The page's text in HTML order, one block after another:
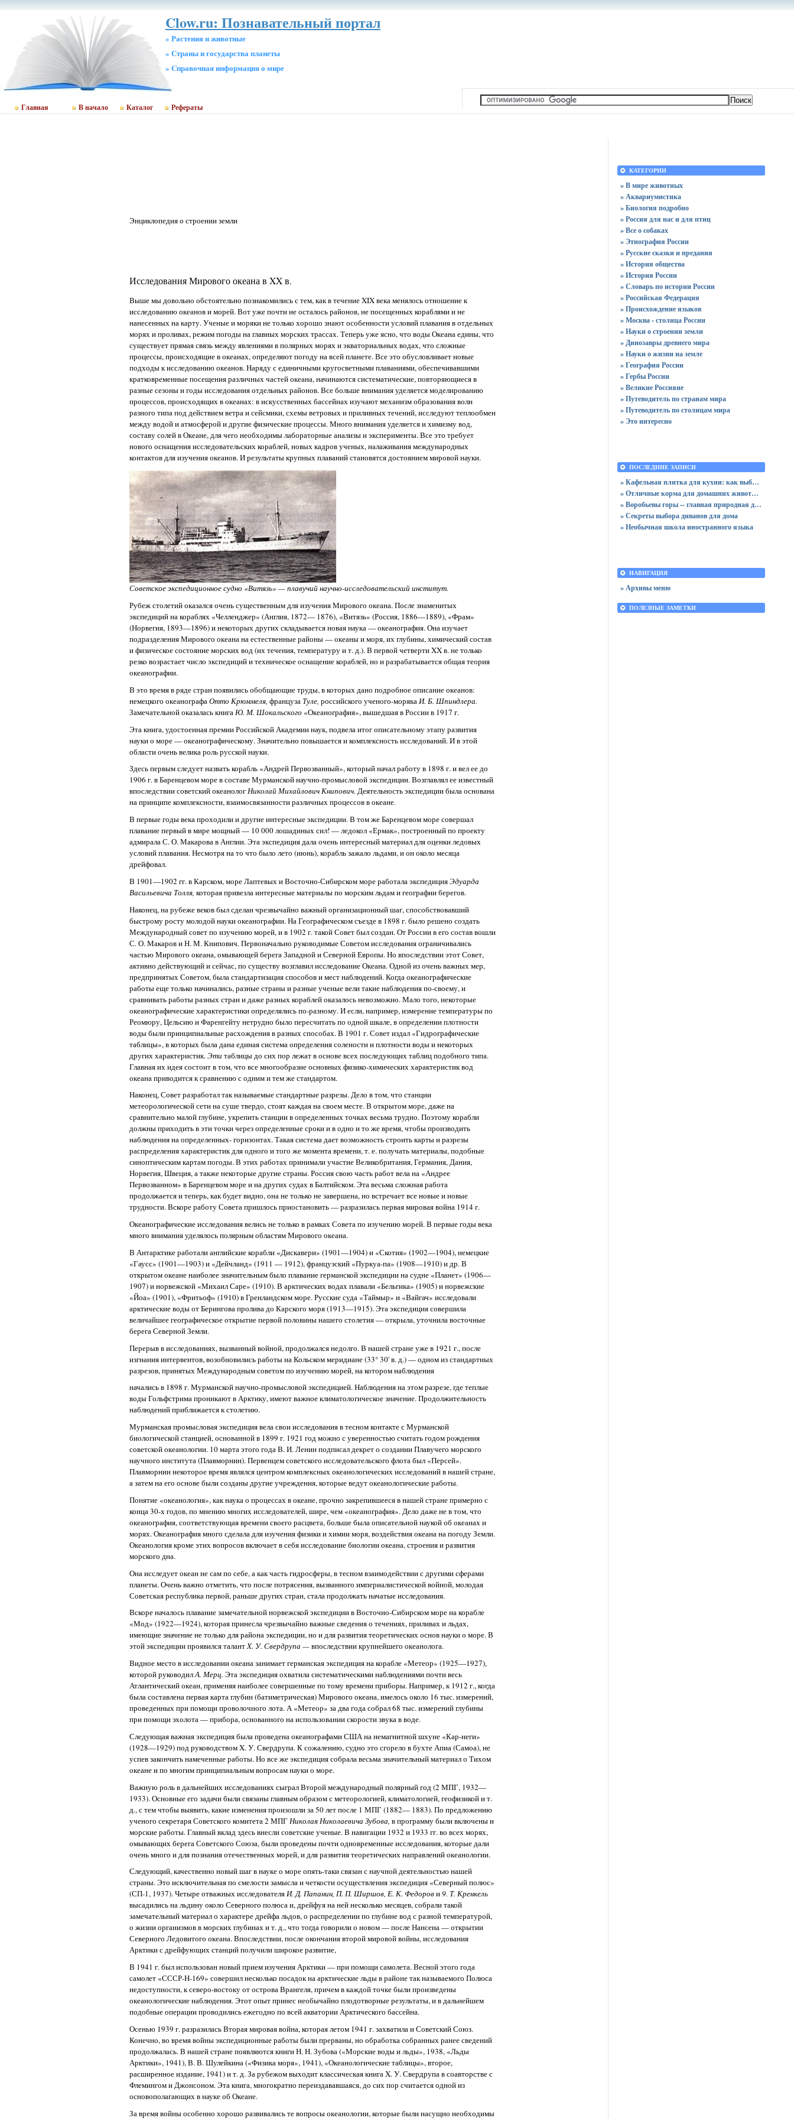
Clow.ru: Познавательный портал
» Растения и животные
» Страны и государства планеты
» Cправочная информация о мире
Главная В начало Каталог Рефераты
Энциклопедия о строении земли
Исследования Мирового океана в XX в.
Выше мы довольно обстоятельно познакомились с тем, как в течение XIX века менялось отношение к
исследованию океанов и морей. Вот уже почти не осталось районов, не посещенных кораблями и не
нанесенных на карту. Ученые и моряки не только хорошо знают особенности условий плавания в отдельных
морях и проливах, режим погоды на главных морских трассах. Теперь уже ясно, что воды Океана едины, что
существует прямая связь между явлениями в полярных морях и экваториальных водах, что сложные
процессы, происходящие в океанах, определяют погоду на всей планете. Все это обусловливает новые
подходы к исследованию океанов. Наряду с единичными кругосветными плаваниями, обеспечивавшими
кратковременные посещения различных частей океана, начинаются систематические, повторяющиеся в
разные сезоны и годы исследования отдельных районов. Все больше внимания уделяется моделированию
процессов, происходящих в океанах: в искусственных бассейнах изучают механизм образования волн
разного типа под действием ветра и сейсмики, схемы ветровых и приливных течений, исследуют теплообмен
между водой и атмосферой и другие физические процессы. Много внимания уделяется и химизму вод,
составу солей в Океане, для чего необходимы лабораторные анализы и эксперименты. Все это требует
нового оснащения исследовательских кораблей, новых кадров ученых, налаживания международных
контактов для изучения океанов. И результаты крупных плаваний становятся достоянием мировой науки.
Советское экспедиционное судно «Витязь» — плавучий научно-исследовательский институт.
Рубеж столетий оказался очень существенным для изучения Мирового океана. После знаменитых
экспедиций на кораблях «Челленджер» (Англия, 1872— 1876), «Витязь» (Россия, 1886—1889), «Фрам»
(Норвегия, 1893—1896) и некоторых других складывается новая наука — океанография. Она изучает
подразделения Мирового океана на естественные районы — океаны и моря, их глубины, химический состав
и физическое состояние морских вод (их течения, температуру и т. д.). В первой четверти XX в. не только
резко возрастает число экспедиций и техническое оснащение кораблей, но и разрабатывается общая теория
океанографии.
В это время в ряде стран появились обобщающие труды, в которых дано подробное описание океанов:
немецкого океанографаОтто Крюммеля, француза Туле, российского ученого-морякаИ. Б. Шпиндлера.
Замечательной оказалась книгаЮ. М. Шокальского «Океанография», вышедшая в России в 1917 г.
Эта книга, удостоенная премии Российской Академии наук, подвела итог описательному этапу развития
науки о море — океанографическому. Значительно повышается и комплексность исследований. И в этой
области очень велика роль русской науки.
Здесь первым следует назвать корабль «Андрей Первозванный», который начал работу в 1898 г. и вел ее до
1906 г. в Баренцевом море в составе Мурманской научно-промысловой экспедиции. Возглавлял ее известный
впоследствии советский океанологНиколай Михайлович Книпович. Деятельность экспедиции была основана
на принципе комплексности, взаимосвязанности различных процессов в океане.
В первые годы века проходили и другие интересные экспедиции. В том же Баренцевом море совершал
плавание первый в мире мощный — 10 000 лошадиных сил! — ледокол «Ермак», построенный по проекту
адмирала С. О. Макарова в Англии. Эта экспедиция дала очень интересный материал для оценки ледовых
условий плавания. Несмотря на то что было лето (июнь), корабль зажало льдами, и он около месяца
дрейфовал.
В 1901—1902 гг. в Карском, море Лаптевых и Восточно-Сибирском море работала экспедицияЭдуарда
Васильевича Толля, которая привезла интересные материалы по морским льдам и географии берегов.
Наконец, на рубеже веков был сделан чрезвычайно важный организационный шаг, способствовавший
быстрому росту молодой науки океанографии. На Географическом съезде в 1898 г. было решено создать
Международный совет по изучению морей, и в 1902 г. такой Совет был создан. От России в его состав вошли
С. О. Макаров и Н. М. Книпович. Первоначально руководимые Советом исследования ограничивались
частью Мирового океана, омывающей берега Западной и Северной Европы. Но впоследствии этот Совет,
активно действующий и сейчас, по существу возглавил исследование Океана. Одной из очень важных мер,
предпринятых Советом, была стандартизация способов и мест наблюдений. Когда океанографические
работы еще только начинались, разные страны и разные ученые вели такие наблюдения по-своему, и
сравнивать работы разных стран и даже разных кораблей оказалось невозможно. Мало того, некоторые
океанографические характеристики определялись по-разному. И если, например, измерение температуры по
Реомюру, Цельсию и Фаренгейту нетрудно было пересчитать по одной шкале, в определении плотности
воды были принципиальные расхождения в разных способах. В 1901 г. Совет издал «Гидрографические
таблицы», в которых была дана единая система определения солености и плотности воды и некоторых
других характеристик.Эти таблицы до сих пор лежат в основе всех последующих таблиц подобного типа.
Главная их идея состоит в том, что все многообразие основных физико-химических характеристик вод
океана приводится к сравнению с одним и тем же стандартом.
Наконец, Совет разработал так называемые стандартные разрезы. Дело в том, что станции
метеорологической сети на суше твердо, стоят каждая на своем месте. В открытом море, даже на
сравнительно малой глубине, укрепить станции в определенных точках весьма трудно. Поэтому корабли
должны приходить в эти точки через определенные сроки и в одно и то же время, чтобы производить
наблюдения на определенных- горизонтах. Такая система дает возможность строить карты и разрезы
распределения характеристик для одного и того же момента времени, т. е. получать материалы, подобные
синоптическим картам погоды. В этих работах принимали участие Великобритания, Германия, Дания,
Норвегия, Швеция, а также некоторые другие страны. Россия свою часть работ вела на «Андрее
Первозванном» в Баренцевом море и на других судах в Балтийском. Эта весьма сложная работа
продолжается и теперь, как будет видно, она не только не завершена, но встречает все новые и новые
трудности. Вскоре работу Совета пришлось приостановить — разразилась первая мировая война 1914 г.
Океанографические исследования велись не только в рамках Совета по изучению морей. В первые годы века
много внимания уделялось полярным областям Мирового океана.
В Антарктике работали английские корабли «Дискавери» (1901—1904) и «Скотия» (1902—1904), немецкие
«Гаусс» (1901—1903) и «Дейчланд» (1911 — 1912), французский «Пуркуа-па» (1908—1910) и др. В
открытом океане наиболее значительным было плавание германской экспедиции на судне «Планет» (1906—
1907) и норвежской «Михаил Саре» (1910). В арктических водах плавали «Бельгика» (1905) и норвежские
«Йоа» (1901), «Фритьоф» (1910) в Гренландском море. Русские суда «Таймыр» и «Вайгач» исследовали
арктические воды от Берингова пролива до Карского моря (1913—1915). Эта экспедиция совершила
величайшее географическое открытие первой половины нашего столетия — открыла, уточнила восточные
берега Северной Земли.
Перерыв в исследованиях, вызванный войной, продолжался недолго. В нашей стране уже в 1921 г., после
изгнания интервентов, возобновились работы на Кольском меридиане (33° 30' в. д.) — одном из стандартных
разрезов, принятых Международным советом по изучению морей, на котором наблюдения
начались в 1898 г. Мурманской научно-промысловой экспедицией. Наблюдения на этом разрезе, где теплые
воды Гольфстрима проникают в Арктику, имеют важное климатологическое значение. Продолжительность
наблюдений приближается к столетию.
Мурманская промысловая экспедиция вела свои исследования в тесном контакте с Мурманской
биологической станцией, основанной в 1899 г. 1921 год можно с уверенностью считать годом рождения
советской океанологии. 10 марта этого года В. И. Ленин подписал декрет о создании Плавучего морского
научного института (Плавморнин). Первенцем советского исследовательского флота был «Персей».
Плавморнин некоторое время являлся центром комплексных океанологических исследований в нашей стране,
а затем на его основе были созданы другие учреждения, которые ведут океанологические работы.
Понятие «океанология», как наука о процессах в океане, прочно закрепившееся в нашей стране примерно с
конца 30-х годов, по мнению многих исследователей, шире, чем «океанография». Дело даже не в том, что
океанография, соответствующая времени своего расцвета, больше была описательной наукой об океанах и
морях. Океанография много сделала для изучения физики и химии моря, воздействия океана на погоду Земли.
Океанология кроме этих вопросов включает в себя исследование биологии океана, строения и развития
морского дна.
Она исследует океан не сам по себе, а как часть гидросферы, в тесном взаимодействии с другими сферами
планеты. Очень важно отметить, что после потрясения, вызванного империалистической войной, молодая
Советская республика первой, раньше других стран, стала продолжать начатые исследования.
Вскоре началось плавание замечательной норвежской экспедиции в Восточно-Сибирском море на корабле
«Мод» (1922—1924), которая принесла чрезвычайно важные сведения о течениях, приливах и льдах,
имеющие значение не только для района экспедиции, но и для развития теоретических основ науки о море. В
этой экспедиции проявился талантX. У. Свердрупа —впоследствии крупнейшего океанолога.
Видное место в исследовании океана занимает германская экспедиция на корабле «Метеор» (1925—1927),
которой руководилА. Мерц. Эта экспедиция охватила систематическими наблюдениями почти весь
Атлантический океан, применяя наиболее совершенные по тому времени приборы. Например, к 1912 г., когда
была составлена первая карта глубин (батиметрическая) Мирового океана, имелось около 16 тыс. измерений,
проведенных при помощи проволочного лота. А «Метеор» за два года собрал 68 тыс. измерений глубины
при помощи эхолота — прибора, основанного на использовании скорости звука в воде.
Следующая важная экспедиция была проведена океанографами США на немагнитной шхуне «Кар-неги»
(1928—1929) под руководством X. У. Свердрупа. К сожалению, судно это сгорело в бухте Апиа (Самоа), не
успев закончить намеченные работы. Но все же экспедиция собрала весьма значительный материал о Тихом
океане и по многим принципиальным вопросам науки о море.
Важную роль в дальнейших исследованиях сыграл Второй международный полярный год (2 МПГ, 1932—
1933). Основные его задачи были связаны главным образом с метеорологией, климатологией, геофизикой и т.
д., с тем чтобы выявить, какие изменения произошли за 50 лет после 1 МПГ (1882— 1883). По предложению
ученого секретаря Советского комитета 2 МПГ Николая Николаевича Зубова, в программу были включены и
морские работы. Главный вклад здесь внесли советские ученые. В навигации 1932 и 1933 гг. во всех морях,
омывающих берега Советского Союза, были проведены почти одновременные исследования, которые дали
очень много и для познания отечественных морей, и для развития теоретических направлений океанологии.
Следующий, качественно новый шаг в науке о море опять-таки связан с научной деятельностью нашей
страны. Это исключительная по смелости замысла и четкости осуществления экспедиция «Северный полюс»
(СП-1, 1937). Четыре отважных исследователяИ. Д. Папанин, П. П. Ширшов, Е. К. Федорови9. Т. Кренкель
высадились на льдину около Северного полюса и, дрейфуя на ней несколько месяцев, собрали такой
замечательный материал о характере дрейфа льдов, о распределении по глубине вод с разной температурой,
о жизни организмов в морских глубинах и т. д., что тогда говорили о новом — после Нансена — открытии
Северного Ледовитого океана. Впоследствии, после окончания второй мировой войны, исследования
Арктики с дрейфующих станций получили широкое развитие,
В 1941 г. был использован новый прием изучения Арктики — при помощи самолета. Весной этого года
самолет «СССР-Н-169» совершил несколько посадок на арктические льды в районе так называемого Полюса
недоступности, к северо-востоку от острова Врангеля, причем в каждой точке были произведены
океанологические наблюдения. Этот опыт принес необычайно плодотворные результаты, и в дальнейшем
подобные операции проводились ежегодно по всей акватории Арктического бассейна.
Осенью 1939 г. разразилась Вторая мировая война, которая летом 1941 г. захватила и Советский Союз.
Конечно, во время войны экспедиционные работы были прерваны, но обработка собранных ранее сведений
продолжалась. В нашей стране появляются книги Н. Н. Зубова («Морские воды и льды», 1938, «Льды
Арктики», 1941), В. В. Шулейкина («Физика моря», 1941), «Океанологические таблицы», второе,
расширенное издание, 1941) и т. д. За рубежом выходит классическая книга X. У. Свердрупа в соавторстве с
Флемингом и Джонсоном. Эта книга, многократно переиздававшаяся, до сих пор считается одной из
основополагающих в науке об Океане.
За время войны особенно хорошо развивались те вопросы океанологии, которые были насущно необходимы
КАТЕГОРИИ
» В мире животных
» Аквариумистика
» Биология подробно
» Россия для нас и для птиц
» Все о собаках
» Этнография России
» Русские сказки и предания
» История общества
» История России
» Словарь по истории России
» Российская Федерация
» Происхождение языков
» Москва - столица России
» Науки о строении земли
» Динозавры древнего мира
» Науки о жизни на земле
» География России
» Гербы России
» Великие Россияне
» Путеводитель по странам мира
» Путеводитель по столицам мира
» Это интересно
ПОСЛЕДНИЕ ЗАПИСИ
» Кафельная плитка для кухни: как выбрать практичную отделку
» Отличные корма для домашних животных
» Воробьевы горы -- главная природная достопримечательность Москвы
» Секреты выбора диванов для дома
» Необычная школа иностранного языка
НАВИГАЦИЯ
» Архивы меню
ПОЛЕЗНЫЕ ЗАМЕТКИ